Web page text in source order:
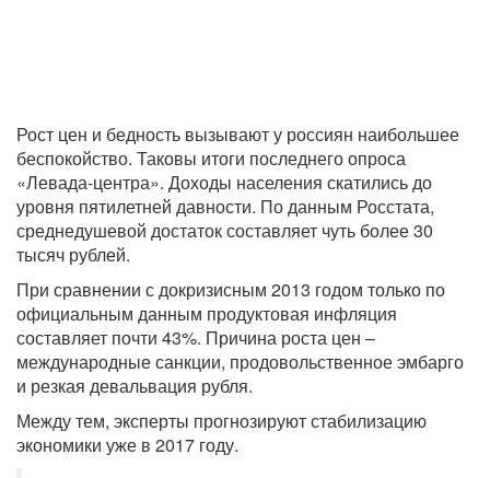
Рост цен и бедность вызывают у россиян наибольшее
беспокойство. Таковы итоги последнего опроса
«Левада-центра». Доходы населения скатились до
уровня пятилетней давности. По данным Росстата,
среднедушевой достаток составляет чуть более 30
тысяч рублей.
При сравнении с докризисным 2013 годом только по
официальным данным продуктовая инфляция
составляет почти 43%. Причина роста цен –
международные санкции, продовольственное эмбарго
и резкая девальвация рубля.
Между тем, эксперты прогнозируют стабилизацию
экономики уже в 2017 году.